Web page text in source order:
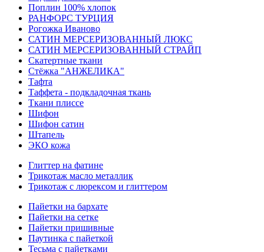
Поплин 100% хлопок
РАНФОРС ТУРЦИЯ
Рогожка Иваново
САТИН МЕРСЕРИЗОВАННЫЙ ЛЮКС
САТИН МЕРСЕРИЗОВАННЫЙ СТРАЙП
Скатертные ткани
Стёжка "АНЖЕЛИКА"
Тафта
Таффета - подкладочная ткань
Ткани плиссе
Шифон
Шифон сатин
Штапель
ЭКО кожа
Глиттер на фатине
Трикотаж масло металлик
Трикотаж с люрексом и глиттером
Пайетки на бархате
Пайетки на сетке
Пайетки пришивные
Паутинка с пайеткой
Тесьма с пайетками